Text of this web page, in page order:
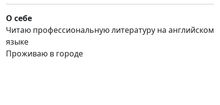
О себе
Читаю профессиональную литературу на английском
языке
Проживаю в городе